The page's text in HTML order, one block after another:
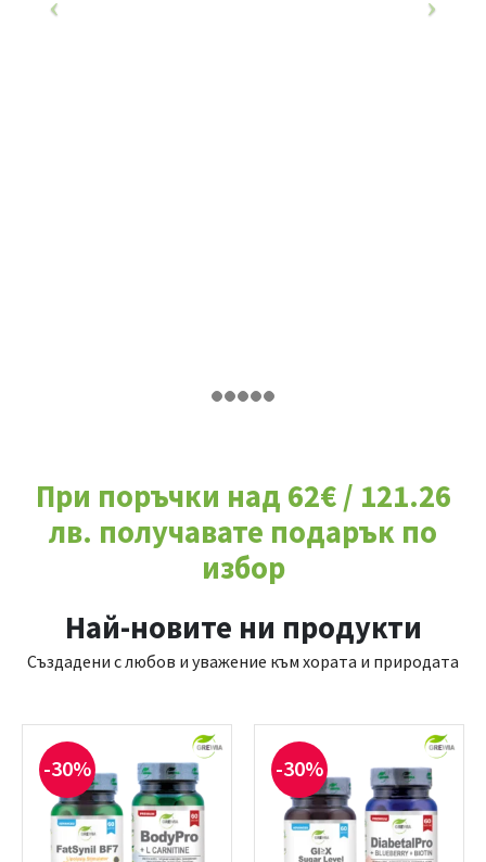
При поръчки над 62€ / 121.26
лв. получавате подарък по
избор
Най-новите ни продукти
Създадени с любов и уважение към хората и природата
-30% -30%